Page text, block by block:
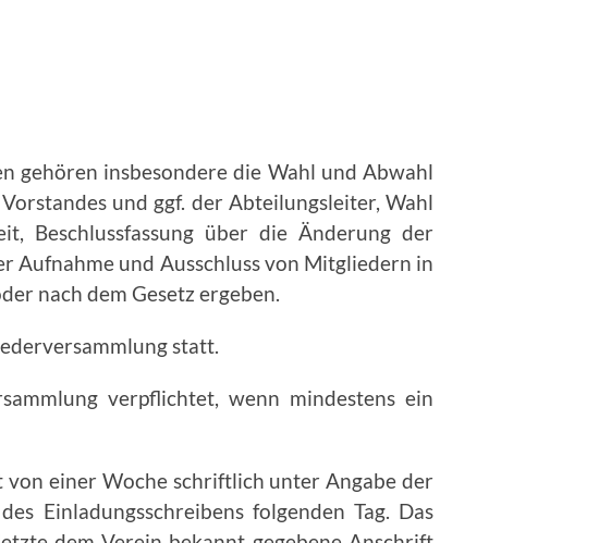
gehören insbesondere die Wahl und Abwahl
und ggf. der Abtei­lungsleiter, Wahl
Beschlussfassung über die Änderung der
Aufnahme und Ausschluss von Mitgliedern in
nach dem Gesetz ergeben.
statt.
verpflichtet, wenn mindestens ein
einer Woche schriftlich unter Angabe der
Einladungsschreibens folgenden Tag. Das